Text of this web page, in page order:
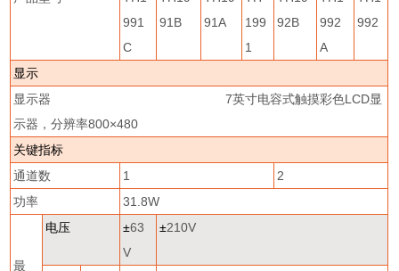
991
C
91B
91A
199
1
92B
992
A
992
显示
显示器
7英寸电容式触摸彩色LCD显
示器，分辨率800×480
关键指标
通道数
1
2
功率
31.8W
最
电压 ±63
V
±210V